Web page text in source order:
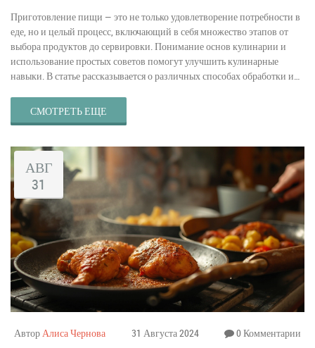
Приготовление пищи — это не только удовлетворение потребности в
еде, но и целый процесс, включающий в себя множество этапов от
выбора продуктов до сервировки. Понимание основ кулинарии и
использование простых советов помогут улучшить кулинарные
навыки. В статье рассказывается о различных способах обработки и
методов, таких как су-вид. Также даны практичные советы для
начинающих кулинаров.
СМОТРЕТЬ ЕЩЕ
АВГ
31
АвторАлиса Чернова 31 Августа 2024 0 Комментарии